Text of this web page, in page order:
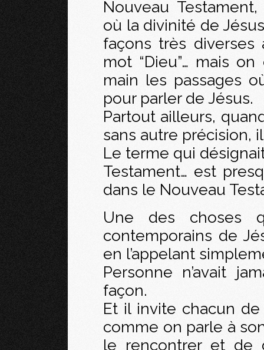
Nouveau
où la divinité de
façons très diverses
mot “Dieu”… mais
main les passages
pour parler de Jésus.
Partout ailleurs,
sans autre précision,
Le terme qui
Testament… est
dans le Nouveau
Une des choses
contemporains de
en l’appelant
Personne n’avait
façon.
Et il invite chacun
comme on parle à
le rencontrer et de